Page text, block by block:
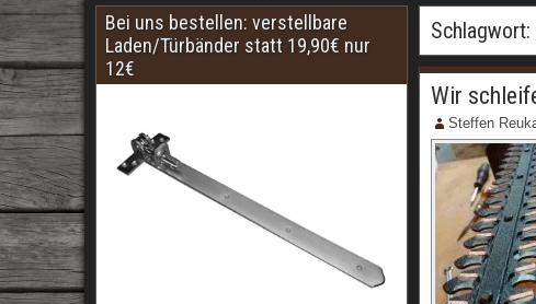
Schlagwort:
Wir
Steffen
Bei uns bestellen: verstellbare
Laden/Türbänder statt 19,90€ nur
12€